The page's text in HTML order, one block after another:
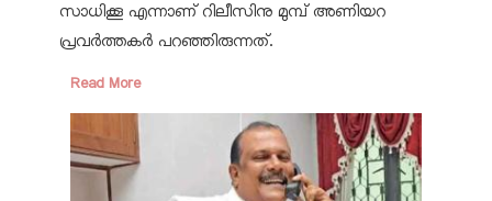
സാധിക്കൂ എന്നാണ് റിലീസിനു മുമ്പ് അണിയറ
പ്രവര്‍ത്തകര്‍ പറഞ്ഞിരുന്നത്.
Read More